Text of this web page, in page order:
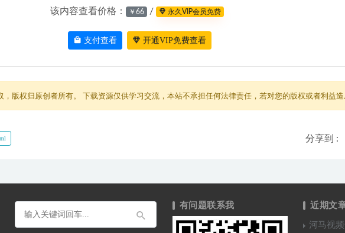
该内容查看价格： ￥66 / 永久VIP会员免费
支付查看 开通VIP免费查看
版权归原创者所有。 下载资源仅供学习交流，本站不承担任何法律责任，若对您的版权或者利益造
分享到 :
有问题联系我 近期文
河马视频号